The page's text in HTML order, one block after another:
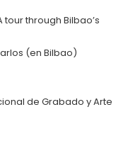
through Bilbao’s
(en Bilbao)
de Grabado y Arte